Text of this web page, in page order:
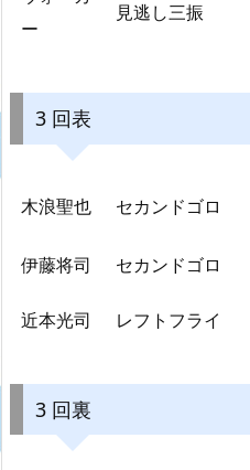
ー
見逃し三振
3 回表
木浪聖也 セカンドゴロ
伊藤将司 セカンドゴロ
近本光司 レフトフライ
3 回裏